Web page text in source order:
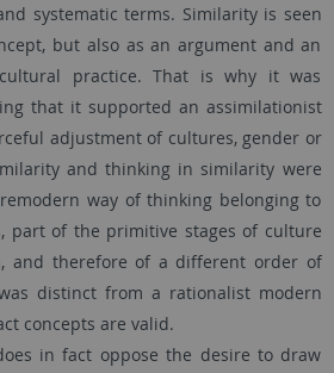
systematic terms. Similarity is seen
but also as an argument and an
practice. That is why it was
that it supported an assimilationist
adjustment of cultures, gender or
and thinking in similarity were
way of thinking belonging to
part of the primitive stages of culture
and therefore of a different order of
distinct from a rationalist modern
concepts are valid.
in fact oppose the desire to draw